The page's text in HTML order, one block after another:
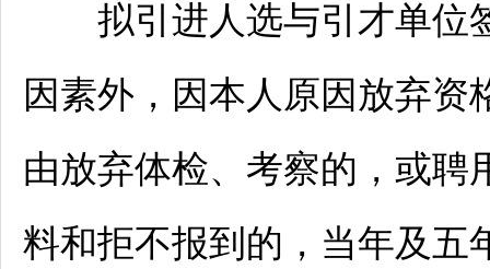
拟引进人选与引才单位
因素外，因本人原因放弃
由放弃体检、考察的，或聘
料和拒不报到的，当年及五